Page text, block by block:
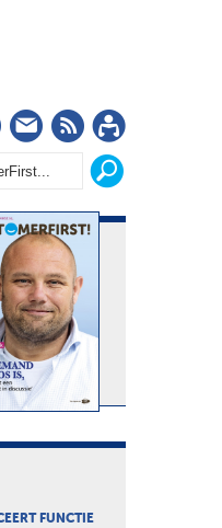
LinkedIn
Nieuwsbrief
RSS
FUNCTIE